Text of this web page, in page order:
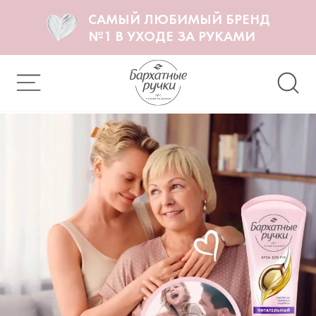
САМЫЙ ЛЮБИМЫЙ БРЕНД
№1 В УХОДЕ ЗА РУКАМИ